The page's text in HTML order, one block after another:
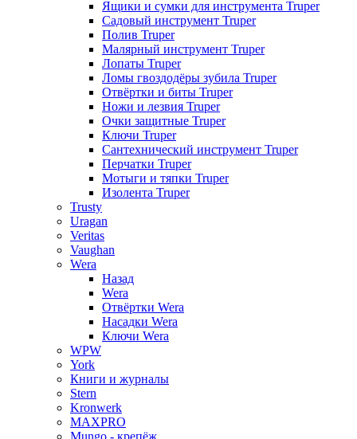
Ящики и сумки для инструмента Truper
Садовый инструмент Truper
Полив Truper
Малярный инструмент Truper
Лопаты Truper
Ломы гвоздодёры зубила Truper
Отвёртки и биты Truper
Ножи и лезвия Truper
Очки защитные Truper
Ключи Truper
Сантехнический инструмент Truper
Перчатки Truper
Мотыги и тяпки Truper
Изолента Truper
Trusty
Uragan
Veritas
Vaughan
Wera
Назад
Wera
Отвёртки Wera
Насадки Wera
Ключи Wera
WPW
York
Книги и журналы
Stern
Kronwerk
MAXPRO
Mungo - крепёж